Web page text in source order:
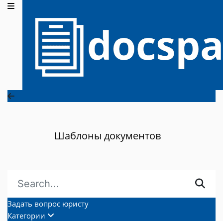
Шаблоны документов
Задать вопрос юристу
Категории